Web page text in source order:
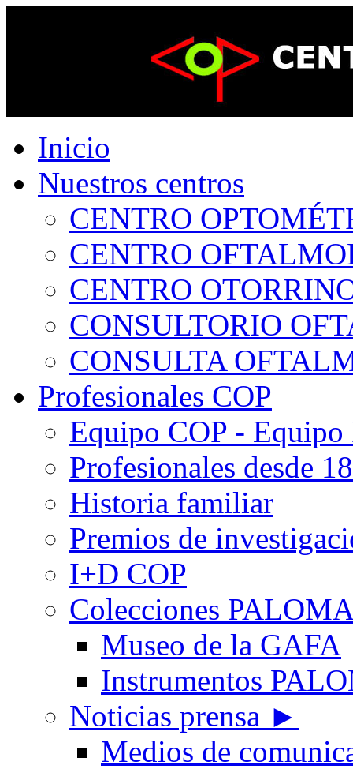
Inicio
Nuestros centros
CENTRO
CENTRO
CENTRO
CONSULTORIO
CONSULTA
Profesionales COP
Equipo COP -
Profesionales desde
Historia familiar
Premios de
I+D COP
Colecciones
Museo de la GAFA
Instrumentos
Noticias prensa ►
Medios de